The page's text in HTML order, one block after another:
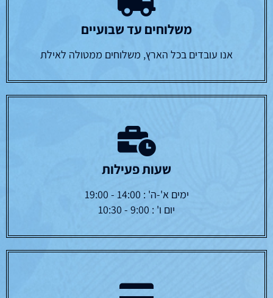
משלוחים עד שבועיים
אנו עובדים בכל הארץ, משלוחים ממטולה לאילת
שעות פעילות
ימים א'-ה' : 14:00 - 19:00
יום ו' : 9:00 - 10:30